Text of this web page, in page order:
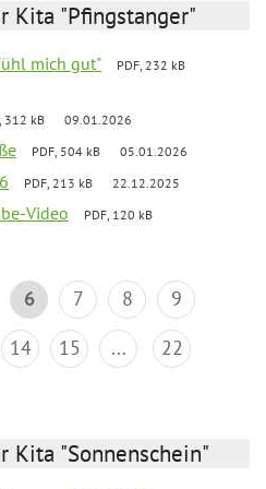
Kita "Pfingstanger"
mich gut"
PDF, 232 kB
312 kB 09.01.2026
PDF, 504 kB 05.01.2026
PDF, 213 kB 22.12.2025
Video
PDF, 120 kB
6 7 8
9
14 15 ... 22
Kita "Sonnenschein"